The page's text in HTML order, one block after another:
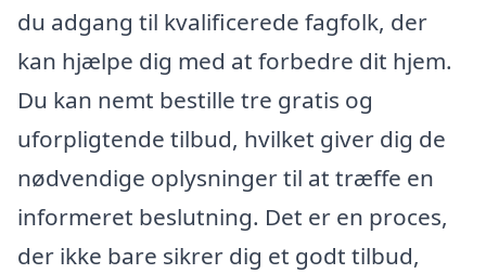
du adgang til kvalificerede fagfolk, der
kan hjælpe dig med at forbedre dit hjem.
Du kan nemt bestille tre gratis og
uforpligtende tilbud, hvilket giver dig de
nødvendige oplysninger til at træffe en
informeret beslutning. Det er en proces,
der ikke bare sikrer dig et godt tilbud,